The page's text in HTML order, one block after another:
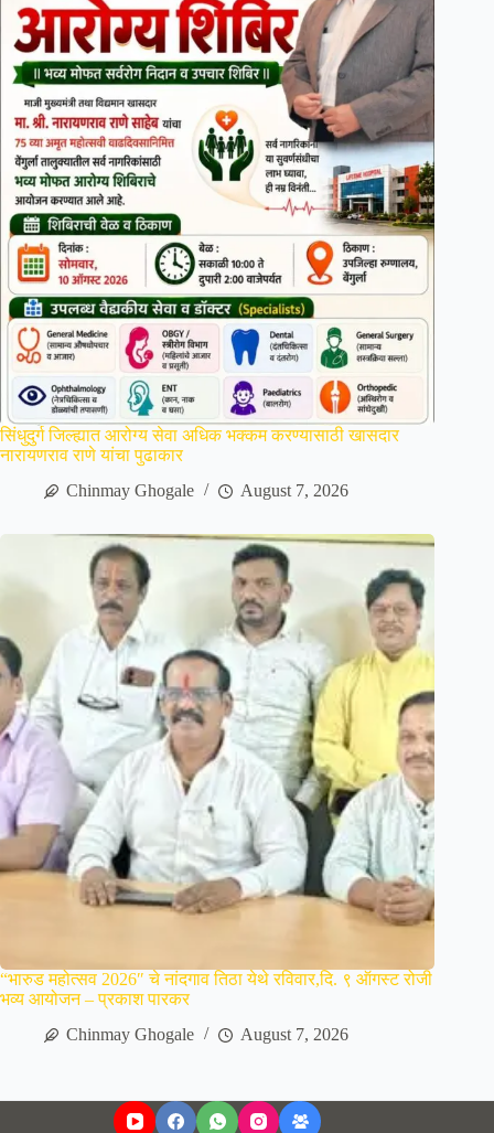
सिंधुदुर्ग जिल्ह्यात आरोग्य सेवा अधिक भक्कम करण्यासाठी खासदार
नारायणराव राणे यांचा पुढाकार
Chinmay Ghogale
August 7, 2026
“भारुड महोत्सव 2026″ चे नांदगाव तिठा येथे रविवार,दि. ९ ऑगस्ट रोजी
भव्य आयोजन – प्रकाश पारकर
Chinmay Ghogale
August 7, 2026